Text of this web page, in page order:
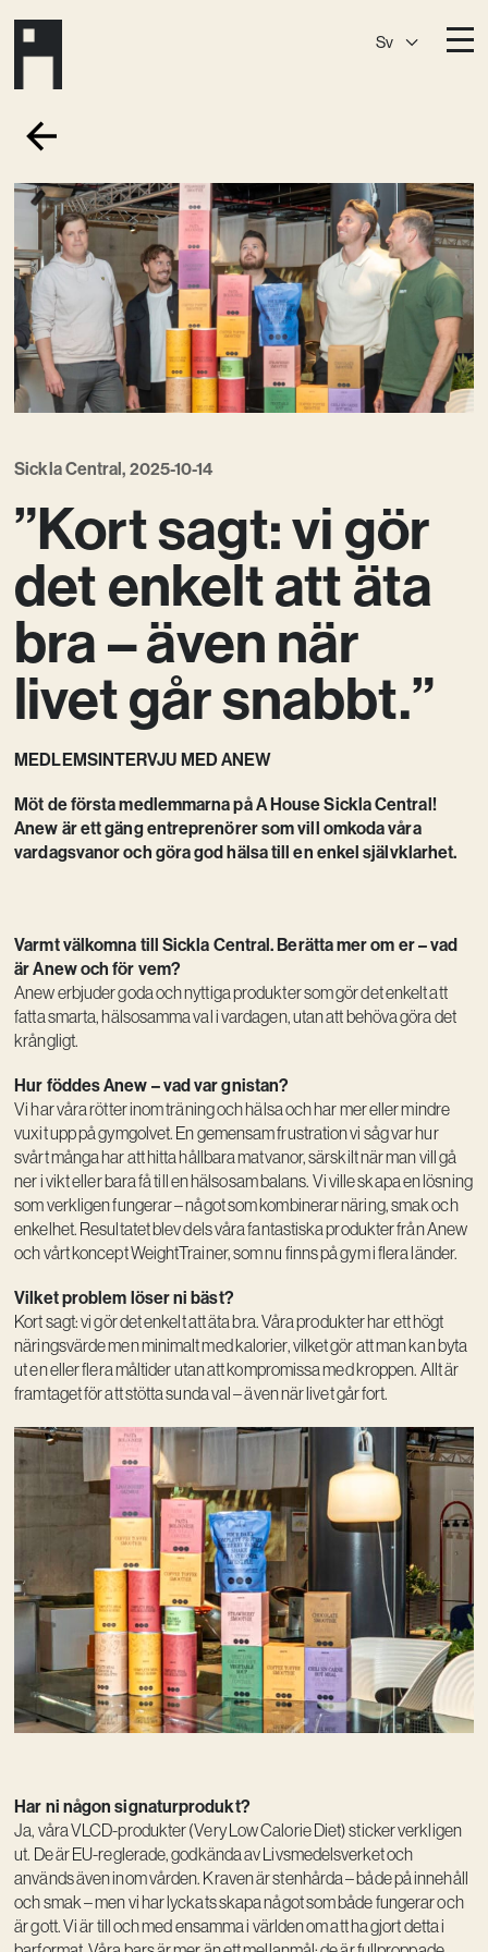
Sv
A House
A HouseSlaktis
A HouseSlussen
A HouseSickla
A House
Hagastaden
Medlemskap
Event­lokaler
Kreativ utveckling
Vision
Kontakt
Sickla Central, 2025-10-14
”Kort sagt: vi gör
det enkelt att äta
bra – även när
livet går snabbt.”
MEDLEMSINTERVJU MED ANEW
Möt de första medlemmarna på A House Sickla Central!
Anew är ett gäng entreprenörer som vill omkoda våra
vardagsvanor och göra god hälsa till en enkel självklarhet.
Varmt välkomna till Sickla Central. Berätta mer om er – vad
är Anew och för vem?
Anew erbjuder goda och nyttiga produkter som gör det enkelt att
fatta smarta, hälsosamma val i vardagen, utan att behöva göra det
krångligt.
Hur föddes Anew – vad var gnistan?
Vi har våra rötter inom träning och hälsa och har mer eller mindre
vuxit upp på gymgolvet. En gemensam frustration vi såg var hur
svårt många har att hitta hållbara matvanor, särskilt när man vill gå
ner i vikt eller bara få till en hälsosam balans. Vi ville skapa en lösning
som verkligen fungerar – något som kombinerar näring, smak och
enkelhet. Resultatet blev dels våra fantastiska produkter från Anew
och vårt koncept WeightTrainer, som nu finns på gym i flera länder.
Vilket problem löser ni bäst?
Kort sagt: vi gör det enkelt att äta bra. Våra produkter har ett högt
näringsvärde men minimalt med kalorier, vilket gör att man kan byta
ut en eller flera måltider utan att kompromissa med kroppen. Allt är
framtaget för att stötta sunda val – även när livet går fort.
Har ni någon signaturprodukt?
Ja, våra VLCD-produkter (Very Low Calorie Diet) sticker verkligen
ut. De är EU-reglerade, godkända av Livsmedelsverket och
används även inom vården. Kraven är stenhårda – både på innehåll
och smak – men vi har lyckats skapa något som både fungerar och
är gott. Vi är till och med ensamma i världen om att ha gjort detta i